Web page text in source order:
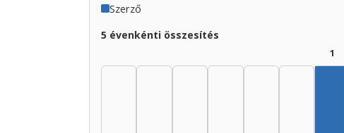
Szerző
5 évenkénti összesítés
1